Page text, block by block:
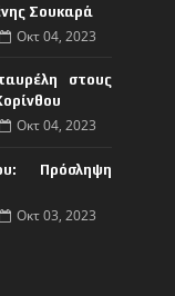
Σουκαρά
Οκτ 04, 2023
στους
Οκτ 04, 2023
Πρόσληψη
Οκτ 03, 2023